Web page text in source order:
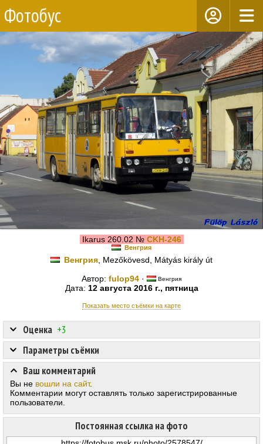
Фотобус
Ikarus 260.02 № CKH-246
Венгрия
Венгрия , Mezőkövesd, Mátyás király út
Автор: fulop94 · Венгрия
Дата: 12 августа 2016 г., пятница
Показать место съёмки на карте
Оценка +3
Постоянная ссылка на фото
Параметры съёмки
Ваш комментарий
Вы не вошли на сайт.
Комментарии могут оставлять только зарегистрированные
пользователи.